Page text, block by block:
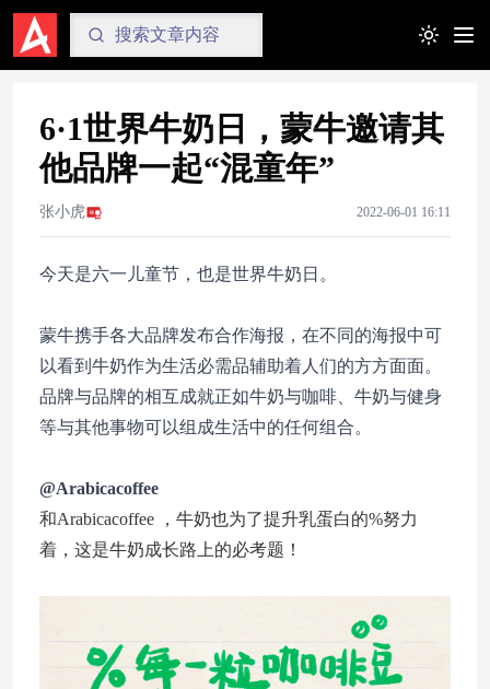
Toggle
6·1世界牛奶日，蒙牛邀请其
他品牌一起“混童年”
张小虎 2022-06-01 16:11
今天是六一儿童节，也是世界牛奶日。
蒙牛携手各大品牌发布合作海报，在不同的海报中可
以看到牛奶作为生活必需品辅助着人们的方方面面。
品牌与品牌的相互成就正如牛奶与咖啡、牛奶与健身
等与其他事物可以组成生活中的任何组合。
@Arabicacoffee
和Arabicacoffee ，牛奶也为了提升乳蛋白的%努力
着，这是牛奶成长路上的必考题！